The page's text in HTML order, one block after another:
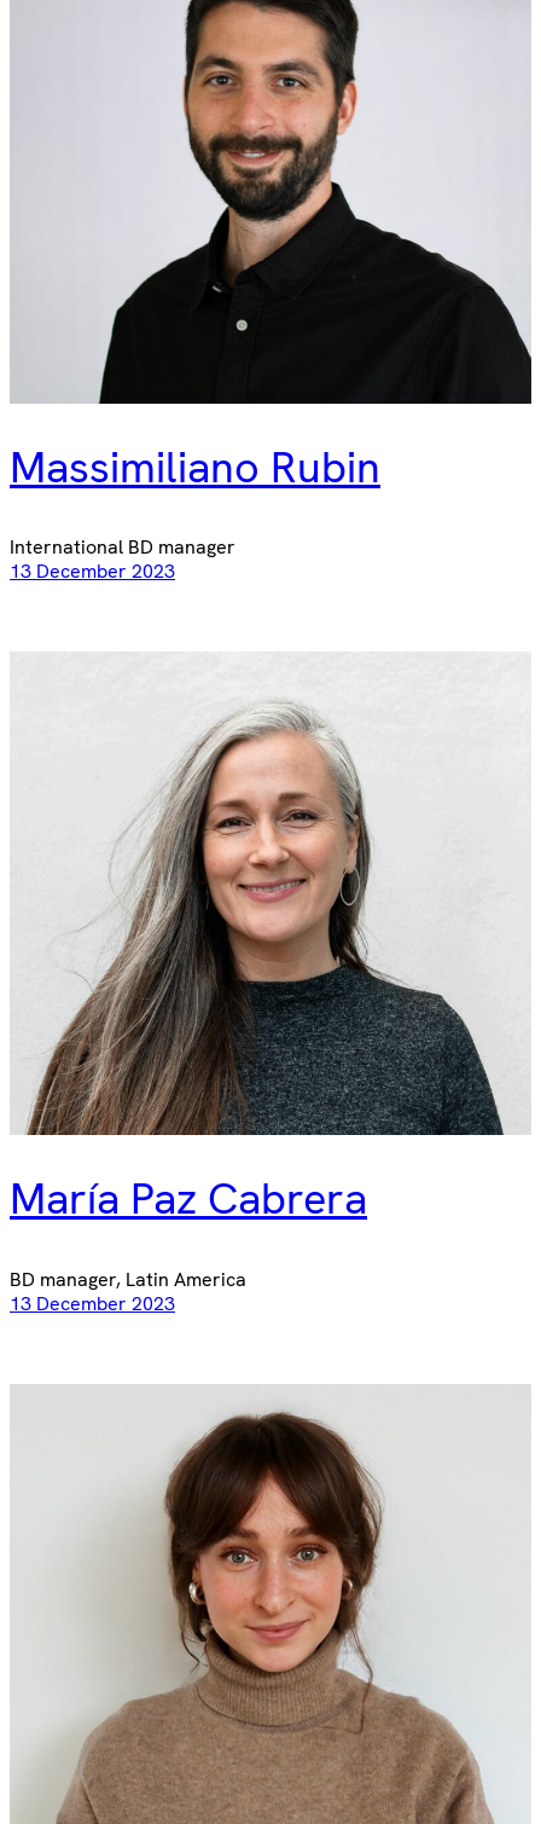
Massimiliano Rubin
International BD manager
13 December 2023
María Paz Cabrera
BD manager, Latin America
13 December 2023